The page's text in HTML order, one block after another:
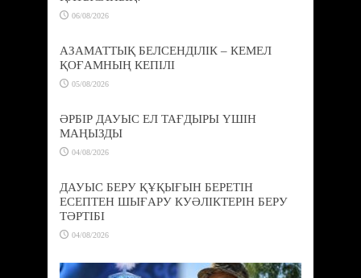
06/08/2026
АЗАМАТТЫҚ БЕЛСЕНДІЛІК – КЕМЕЛ
ҚОҒАМНЫҢ КЕПІЛІ
05/08/2026
ӘРБІР ДАУЫС ЕЛ ТАҒДЫРЫ ҮШІН
МАҢЫЗДЫ
04/08/2026
ДАУЫС БЕРУ ҚҰҚЫҒЫН БЕРЕТІН
ЕСЕПТЕН ШЫҒАРУ КУӘЛІКТЕРІН БЕРУ
ТӘРТІБІ
04/08/2026